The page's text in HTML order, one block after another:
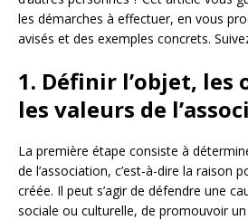
les démarches à effectuer, en vous
avisés et des exemples concrets.
1. Définir l’objet, les
les valeurs de
La première étape consiste à
de l’association, c’est-à-dire la raison
créée. Il peut s’agir de défendre une
sociale ou culturelle, de promouvoir